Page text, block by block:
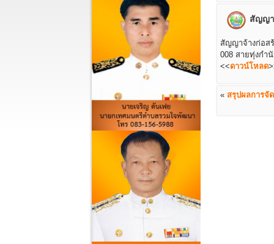
สัญญา
สัญญาจ้างก่อส
008 สายทุ่งกำ
<<ดาวน์โหลด
« สรุปผลการจั